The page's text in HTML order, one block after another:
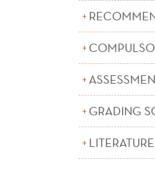
GRADING
LITERATURE